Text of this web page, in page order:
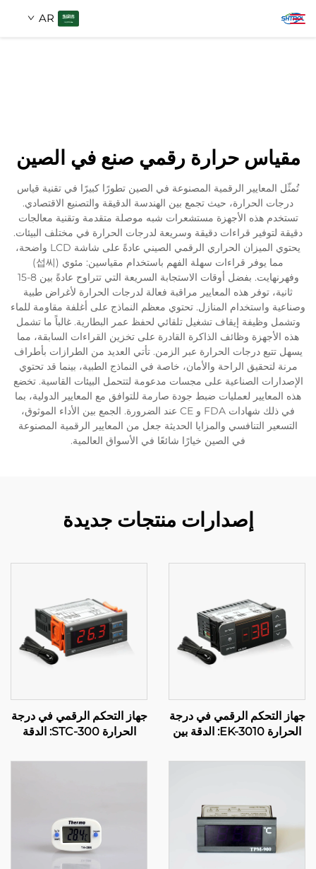
AR
اتصل بنا
مقياس حرارة رقمي صنع في الصين
تُمثّل المعايير الرقمية المصنوعة في الصين تطورًا كبيرًا في تقنية قياس
درجات الحرارة، حيث تجمع بين الهندسة الدقيقة والتصنيع الاقتصادي.
تستخدم هذه الأجهزة مستشعرات شبه موصلة متقدمة وتقنية معالجات
دقيقة لتوفير قراءات دقيقة وسريعة لدرجات الحرارة في مختلف البيئات.
يحتوي الميزان الحراري الرقمي الصيني عادةً على شاشة LCD واضحة،
مما يوفر قراءات سهلة الفهم باستخدام مقياسين: مئوي (섭씨)
وفهرنهايت. بفضل أوقات الاستجابة السريعة التي تتراوح عادةً بين 8-15
ثانية، توفر هذه المعايير مراقبة فعالة لدرجات الحرارة لأغراض طبية
وصناعية واستخدام المنازل. تحتوي معظم النماذج على أغلفة مقاومة للماء
وتشمل وظيفة إيقاف تشغيل تلقائي لحفظ عمر البطارية. غالباً ما تشمل
هذه الأجهزة وظائف الذاكرة القادرة على تخزين القراءات السابقة، مما
يسهل تتبع درجات الحرارة عبر الزمن. تأتي العديد من الطرازات بأطراف
مرنة لتحقيق الراحة والأمان، خاصة في النماذج الطبية، بينما قد تحتوي
الإصدارات الصناعية على مجسات مدعومة لتتحمل البيئات القاسية. تخضع
هذه المعايير لعمليات ضبط جودة صارمة للتوافق مع المعايير الدولية، بما
في ذلك شهادات FDA و CE عند الضرورة. الجمع بين الأداء الموثوق،
التسعير التنافسي والمزايا الحديثة جعل من المعايير الرقمية المصنوعة
في الصين خيارًا شائعًا في الأسواق العالمية.
إصدارات منتجات جديدة
جهاز التحكم الرقمي في درجة
الحرارة EK-3010: الدقة بين
جهاز التحكم الرقمي في درجة
الحرارة STC-300: الدقة
الحرارة